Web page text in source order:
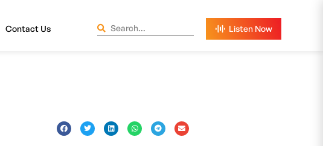
Contact Us